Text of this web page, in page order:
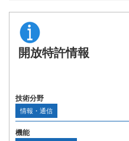
開放特許情報
技術分野
情報・通信
機能